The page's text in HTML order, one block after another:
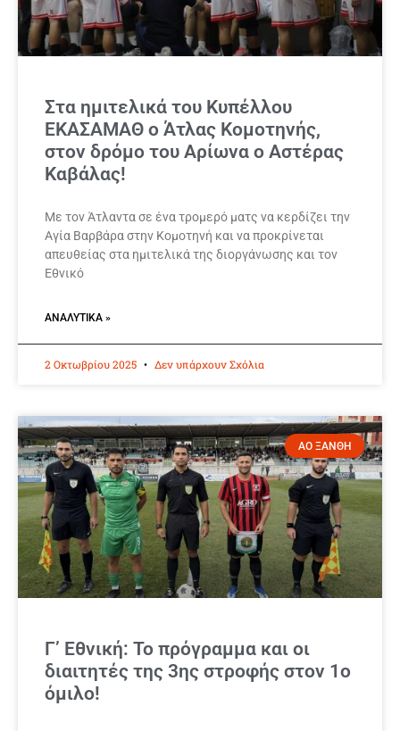
Στα ημιτελικά του Κυπέλλου
ΕΚΑΣΑΜΑΘ ο Άτλας Κομοτηνής,
στον δρόμο του Αρίωνα ο Αστέρας
Καβάλας!
Με τον Άτλαντα σε ένα τρομερό ματς να κερδίζει την
Αγία Βαρβάρα στην Κομοτηνή και να προκρίνεται
απευθείας στα ημιτελικά της διοργάνωσης και τον
Εθνικό
ΑΝΑΛΥΤΙΚΆ »
2 Οκτωβρίου 2025 Δεν υπάρχουν Σχόλια
ΑΟ ΞΑΝΘΗ
Γ’ Εθνική: Το πρόγραμμα και οι
διαιτητές της 3ης στροφής στον 1ο
όμιλο!